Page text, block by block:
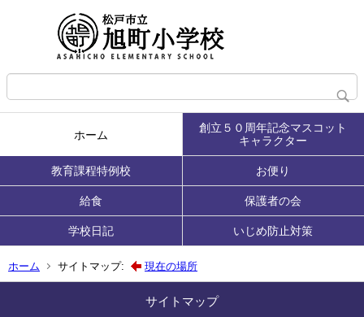
ホーム
創立５０周年記念マスコット
キャラクター
教育課程特例校 お便り
給食 保護者の会
学校日記 いじめ防止対策
ホーム サイトマップ: 現在の場所
サイトマップ